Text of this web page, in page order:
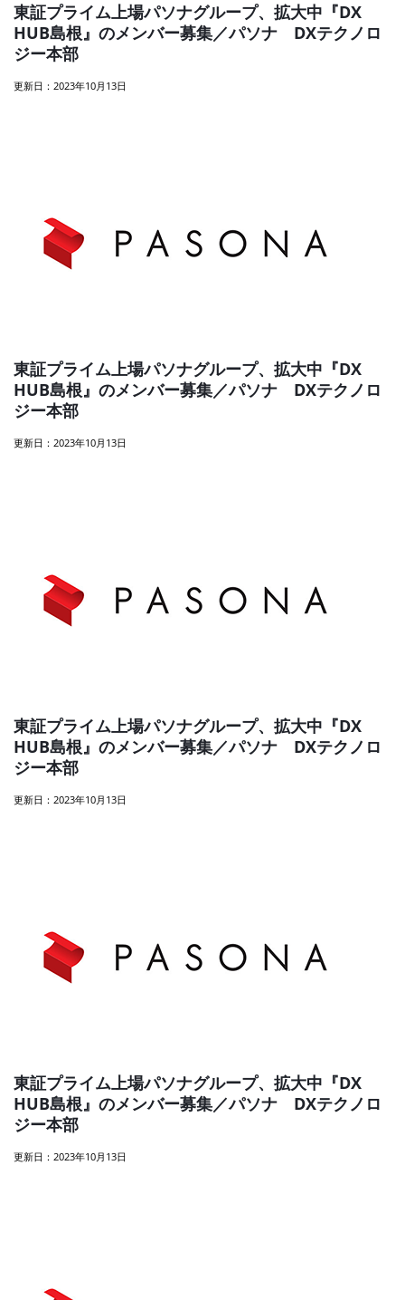
東証プライム上場パソナグループ、拡大中『DX
HUB島根』のメンバー募集／パソナ DXテクノロ
ジー本部
更新日：2023年10月13日
東証プライム上場パソナグループ、拡大中『DX
HUB島根』のメンバー募集／パソナ DXテクノロ
ジー本部
更新日：2023年10月13日
東証プライム上場パソナグループ、拡大中『DX
HUB島根』のメンバー募集／パソナ DXテクノロ
ジー本部
更新日：2023年10月13日
東証プライム上場パソナグループ、拡大中『DX
HUB島根』のメンバー募集／パソナ DXテクノロ
ジー本部
更新日：2023年10月13日